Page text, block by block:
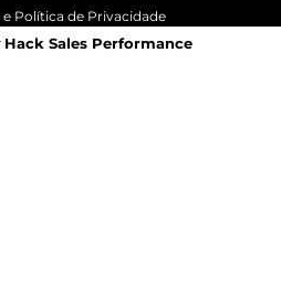
e Política de Privacidade
Hack Sales Performance